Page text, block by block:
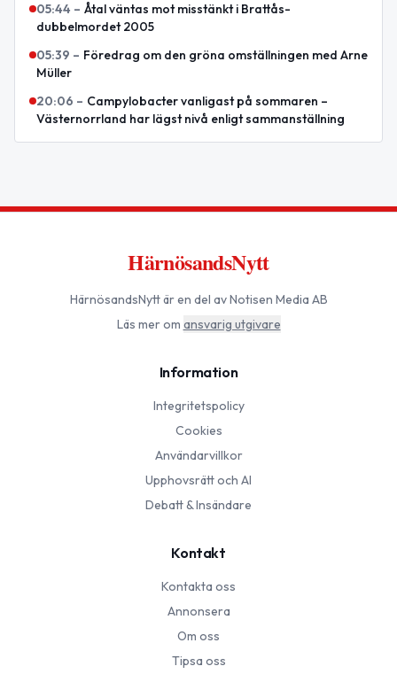
05:44 – Åtal väntas mot misstänkt i Brattås-
dubbelmordet 2005
05:39 – Föredrag om den gröna omställningen med Arne
Müller
20:06 – Campylobacter vanligast på sommaren –
Västernorrland har lägst nivå enligt sammanställning
HärnösandsNytt
HärnösandsNyttär en del av Notisen Media AB
Läs mer om ansvarig utgivare
Information
Integritetspolicy
Cookies
Användarvillkor
Upphovsrätt och AI
Debatt & Insändare
Kontakt
Kontakta oss
Annonsera
Om oss
Tipsa oss